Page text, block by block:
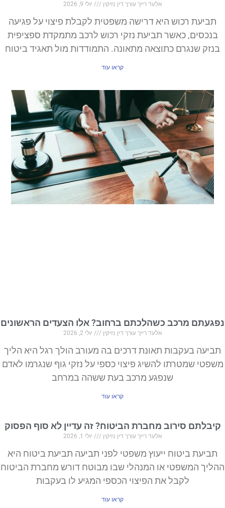
אלעד רייך עורך דין נזיקין יולי 9, 2026
תביעת רכוש היא דרישה משפטית לקבלת פיצוי על פגיעה
בנכסים, כאשר תביעת נזקי רכוש לרכב מתמקדת ספציפית
בנזק שנגרם כתוצאה מתאונה. התמודדות מול תאגיד ביטוח
קראו עוד
נפגעתם מרכב כשהלכתם ברחוב? אלו הצעדים הראשונים
אלעד רייך עורך דין נזיקין יולי 2, 2026
תביעה בעקבות תאונת דרכים בה מעורב הולך רגל היא הליך
משפטי שמטרתו להשיג פיצוי כספי על נזקי גוף שנגרמו לאדם
שנפגע מרכב בעת ששהה במרחב
קראו עוד
קיבלתם סירוב מחברת הביטוח? זה עדיין לא סוף הפסוק
אלעד רייך עורך דין נזיקין יולי 1, 2026
תביעת ביטוח ייעוץ משפטי לפני תביעה תביעת ביטוח היא
ההליך המשפטי או המנהלי שבו מבוטח דורש מחברת הביטוח
לקבל את הפיצוי הכספי המגיע לו בעקבות
קראו עוד